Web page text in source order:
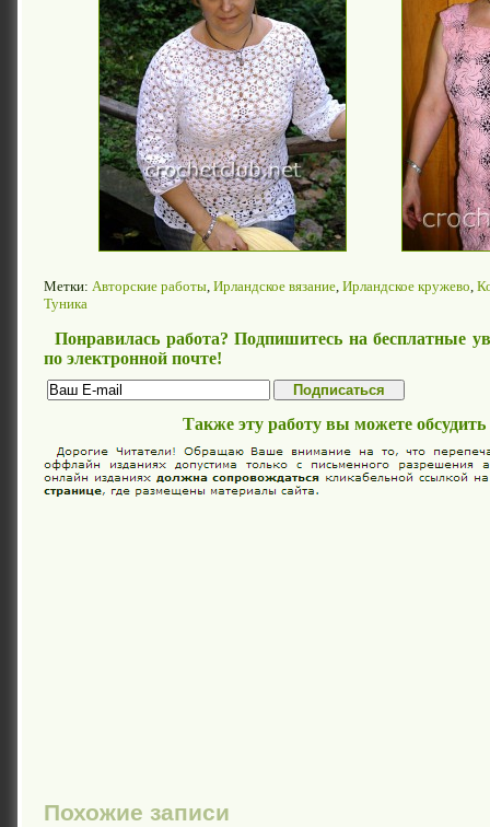
Метки: Авторские работы Ирландское вязание Ирландское кружево
Туника
Понравилась работа? Подпишитесь на бесплатные
по электронной почте!
Также эту работу вы можете
Похожие записи